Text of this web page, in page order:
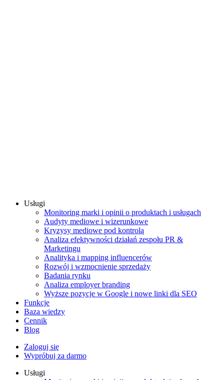
Usługi
Monitoring marki i opinii o produktach i usługach
Audyty mediowe i wizerunkowe
Kryzysy mediowe pod kontrolą
Analiza efektywności działań zespołu PR &
Marketingu
Analityka i mapping influencerów
Rozwój i wzmocnienie sprzedaży
Badania rynku
Analiza employer branding
Wyższe pozycje w Google i nowe linki dla SEO
Funkcje
Baza wiedzy
Cennik
Blog
Zaloguj się
Wypróbuj za darmo
Usługi